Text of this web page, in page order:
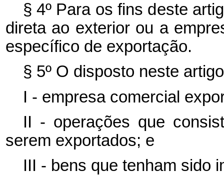
§ 4º Para os fins deste
direta ao exterior ou a
específico de exportação.
§ 5º O disposto neste
I - empresa comercial
II - operações que
serem exportados; e
III - bens que tenham sido